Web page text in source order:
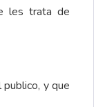
les trata de
y que